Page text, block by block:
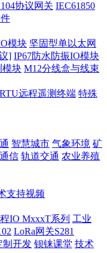
协议网关 IEC61850
模块 坚固型单以太网
] IP67防水防振IO模块
模块 M12分线盒与线束
远程遥测终端 特殊
智慧城市 气象环境 矿
信 轨道交通 农业养殖
支持视频
IO MxxxT系列 工业
LoRa网关S281
制开发 钡铼课堂 技术